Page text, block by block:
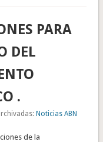
PARA
DEL
.
Noticias ABN
de la